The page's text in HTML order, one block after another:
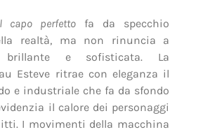
capo perfetto fa da specchio
realtà, ma non rinuncia a
brillante e sofisticata. La
Esteve ritrae con eleganza il
e industriale che fa da sfondo
il calore dei personaggi
I movimenti della macchina